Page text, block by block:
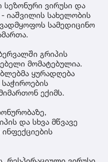
სეზონური ვირუსი და
იაშვილის სახელობის
სამედიცინო
გრიპის
მომატებულია.
ყურადღება
ექიმს.
და სხვა მწვავე